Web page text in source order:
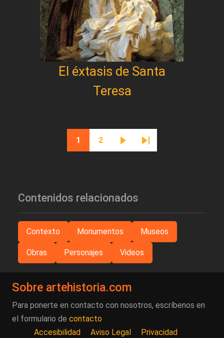
El éxtasis de Santa
Teresa
Paginación
Página actual
1
Página
2
Siguiente página
Última página
Contenidos relacionados
Contexto Monumentos Museos
Obras Personajes Videos
Sobre artehistoria.com
Para ponerte en contacto con nosotros, escríbenos en
el formulario de contacto
Accesibilidad
Aviso Legal Privacidad